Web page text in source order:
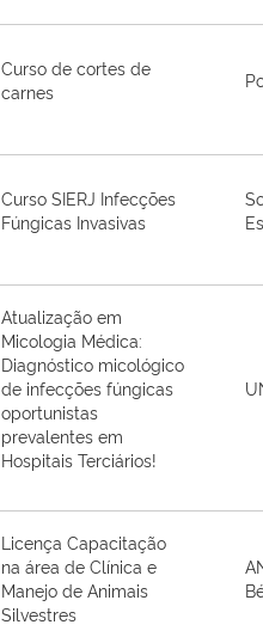
Curso de cortes de
carnes
Curso SIERJ Infecções
Fúngicas Invasivas
Atualização em
Micologia Médica:
Diagnóstico micológico
de infecções fúngicas
oportunistas
prevalentes em
Hospitais Terciários!
Licença Capacitação
na área de Clínica e
Manejo de Animais
Silvestres